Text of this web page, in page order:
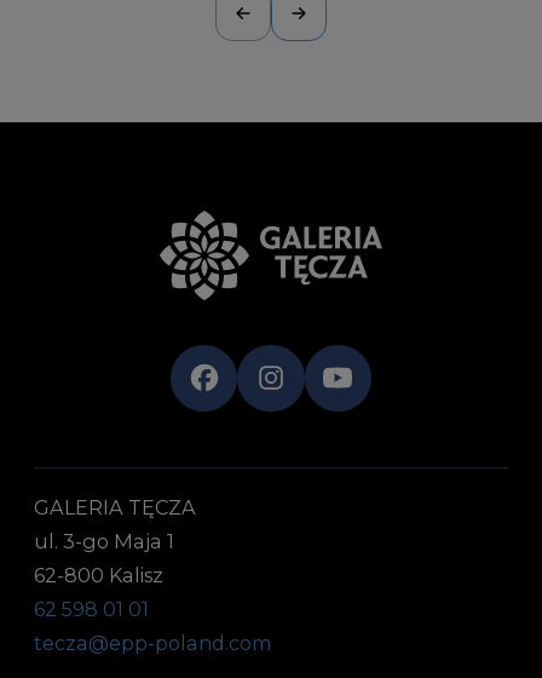
GALERIA TĘCZA
ul. 3-go Maja 1
62-800 Kalisz
62 598 01 01
tecza@epp-poland.com